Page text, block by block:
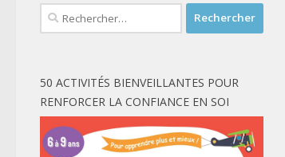
Rechercher :
50 ACTIVITÉS BIENVEILLANTES POUR
RENFORCER LA CONFIANCE EN SOI